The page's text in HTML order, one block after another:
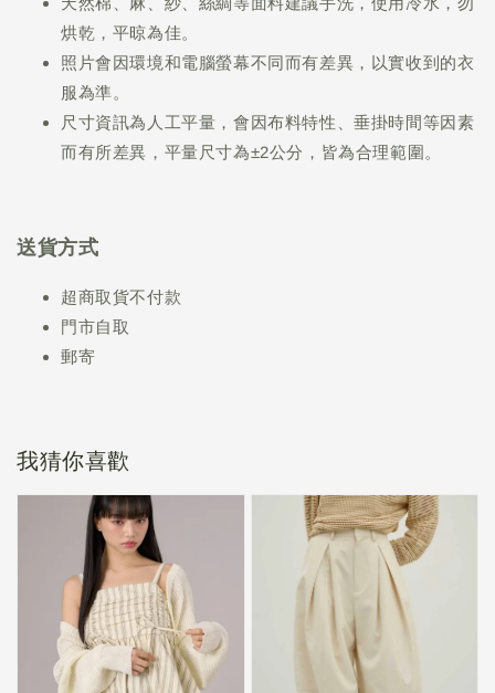
烘乾，平晾為佳。
照片會因環境和電腦螢幕不同而有差異，以實收到的衣
服為準。
尺寸資訊為人工平量，會因布料特性、垂掛時間等因素
而有所差異，平量尺寸為±2公分，皆為合理範圍。
送貨方式
超商取貨不付款
門市自取
郵寄
我猜你喜歡